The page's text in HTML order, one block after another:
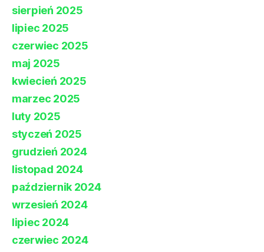
sierpień 2025
lipiec 2025
czerwiec 2025
maj 2025
kwiecień 2025
marzec 2025
luty 2025
styczeń 2025
grudzień 2024
listopad 2024
październik 2024
wrzesień 2024
lipiec 2024
czerwiec 2024